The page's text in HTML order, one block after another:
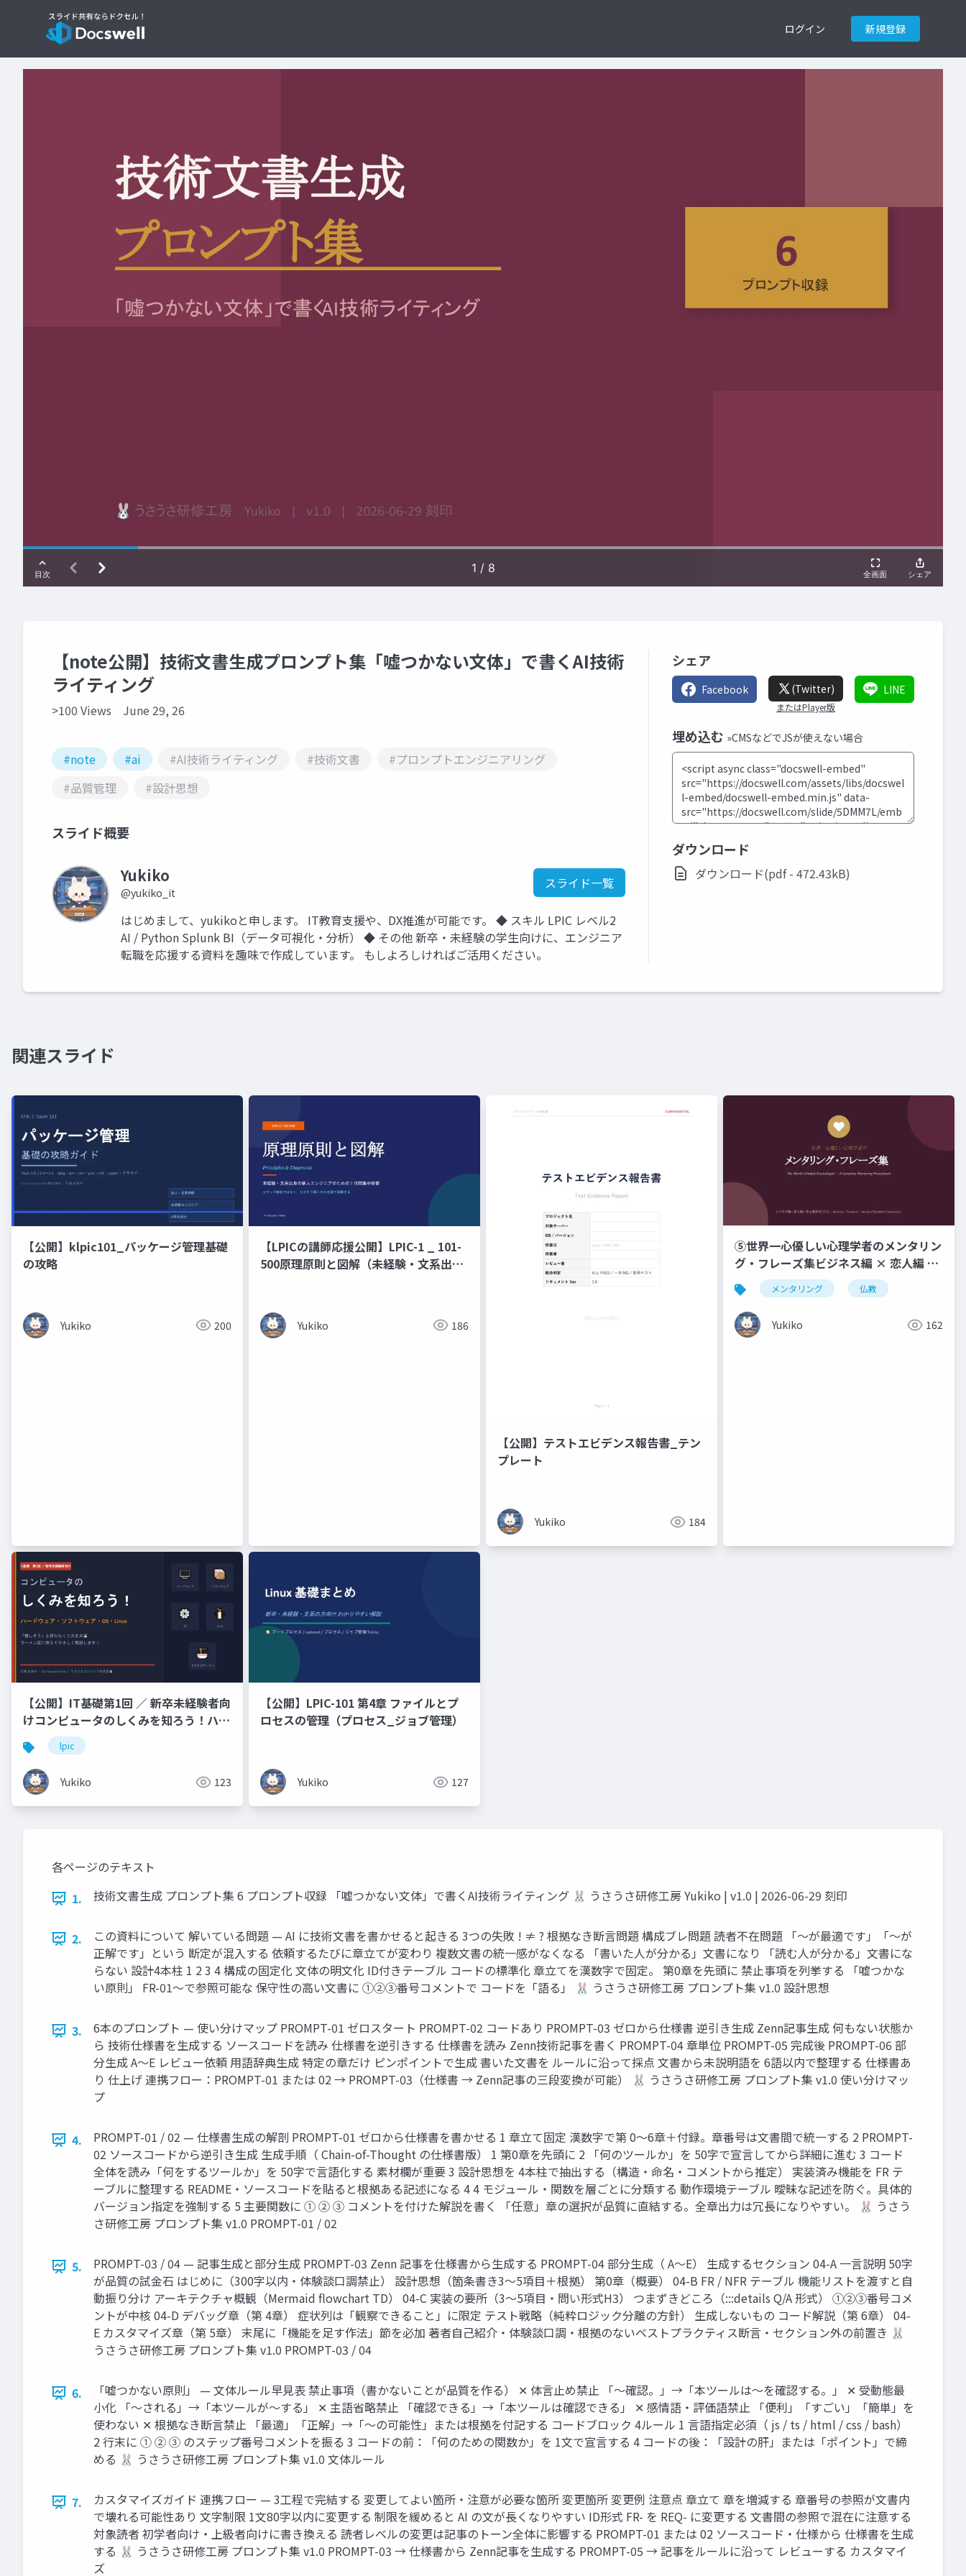
ログイン 新規登録
【note公開】技術文書生成プロンプト集「嘘つかない文体」で書くAI技術
ライティング
>100 Views June 29, 26
#note #ai #AI技術ライティング #技術文書
#プロンプトエンジニアリング
#品質管理
#設計思想
スライド概要
Yukiko
@yukiko_it
スライド一覧
はじめまして、yukikoと申します。 IT教育支援や、DX推進が可能です。 ◆ スキル LPIC レベル2
AI / Python Splunk BI（データ可視化・分析） ◆ その他 新卒・未経験の学生向けに、エンジニア
転職を応援する資料を趣味で作成しています。 もしよろしければご活用ください。
シェア
Facebook (Twitter)
またはPlayer版
LINE
埋め込む »CMSなどでJSが使えない場合
ダウンロード
ダウンロード(pdf - 472.43kB)
関連スライド
【公開】klpic101_パッケージ管理基礎
の攻略
Yukiko 200
【LPICの講師応援公開】LPIC-1 _ 101-
500原理原則と図解（未経験・文系出身
くのかを図で理解する編
Yukiko 186
【公開】テストエビデンス報告書_テン
プレート
Yukiko 184
⑤世界一心優しい心理学者のメンタリン
グ・フレーズ集ビジネス編 × 恋人編 ×
浄土真宗のこころ _ Business ・
Romance ・ Words of Buddhist
Compassion
メンタリング 仏教
Yukiko 162
【公開】IT基礎第1回 ／ 新卒未経験者向
けコンピュータのしくみを知ろう！ハー
ドウェア・ソフトウェア・OS・
Linux「難しそう」と思わなくて大丈夫
🐰 ラーメン店に例えてやさしく解説し
ます！
lpic
Yukiko 123
【公開】LPIC-101 第4章 ファイルとプ
ロセスの管理（プロセス_ジョブ管理）
Yukiko 127
各ページのテキスト
1.
技術文書生成 プロンプト集 6 プロンプト収録 「嘘つかない文体」で書くAI技術ライティング 🐰 うさうさ研修工房 Yukiko | v1.0 | 2026-06-29 刻印
2.
この資料について 解いている問題 — AI に技術文書を書かせると起きる 3つの失敗 ! ≠ ? 根拠なき断言問題 構成ブレ問題 読者不在問題 「〜が最適です」「〜が
正解です」という 断定が混入する 依頼するたびに章立てが変わり 複数文書の統一感がなくなる 「書いた人が分かる」文書になり 「読む人が分かる」文書にな
らない 設計4本柱 1 2 3 4 構成の固定化 文体の明文化 ID付きテーブル コードの標準化 章立てを漢数字で固定。 第0章を先頭に 禁止事項を列挙する 「嘘つかな
い原則」 FR-01〜で参照可能な 保守性の高い文書に ①②③番号コメントで コードを「語る」 🐰 うさうさ研修工房 プロンプト集 v1.0 設計思想
3.
6本のプロンプト — 使い分けマップ PROMPT-01 ゼロスタート PROMPT-02 コードあり PROMPT-03 ゼロから仕様書 逆引き生成 Zenn記事生成 何もない状態か
ら 技術仕様書を生成する ソースコードを読み 仕様書を逆引きする 仕様書を読み Zenn技術記事を書く PROMPT-04 章単位 PROMPT-05 完成後 PROMPT-06 部
分生成 A〜E レビュー依頼 用語辞典生成 特定の章だけ ピンポイントで生成 書いた文書を ルールに沿って採点 文書から未説明語を 6語以内で整理する 仕様書あ
り 仕上げ 連携フロー：PROMPT-01 または 02 → PROMPT-03（仕様書 → Zenn記事の三段変換が可能） 🐰 うさうさ研修工房 プロンプト集 v1.0 使い分けマッ
プ
4.
PROMPT-01 / 02 — 仕様書生成の解剖 PROMPT-01 ゼロから仕様書を書かせる 1 章立て固定 漢数字で第 0〜6章＋付録。章番号は文書間で統一する 2 PROMPT-
02 ソースコードから逆引き生成 生成手順（ Chain-of-Thought の仕様書版） 1 第0章を先頭に 2 「何のツールか」を 50字で宣言してから詳細に進む 3 コード
全体を読み「何をするツールか」を 50字で言語化する 素材欄が重要 3 設計思想を 4本柱で抽出する（構造・命名・コメントから推定） 実装済み機能を FR テ
ーブルに整理する README・ソースコードを貼ると根拠ある記述になる 4 4 モジュール・関数を層ごとに分類する 動作環境テーブル 曖昧な記述を防ぐ。具体的
バージョン指定を強制する 5 主要関数に ① ② ③ コメントを付けた解説を書く 「任意」章の選択が品質に直結する。全章出力は冗長になりやすい。 🐰 うさう
さ研修工房 プロンプト集 v1.0 PROMPT-01 / 02
5.
PROMPT-03 / 04 — 記事生成と部分生成 PROMPT-03 Zenn 記事を仕様書から生成する PROMPT-04 部分生成（ A〜E） 生成するセクション 04-A 一言説明 50字
が品質の試金石 はじめに（300字以内・体験談口調禁止） 設計思想（箇条書き3〜5項目＋根拠） 第0章（概要） 04-B FR / NFR テーブル 機能リストを渡すと自
動振り分け アーキテクチャ概観（Mermaid flowchart TD） 04-C 実装の要所（3〜5項目・問い形式H3） つまずきどころ（:::details Q/A 形式） ①②③番号コメ
ントが中核 04-D デバッグ章（第 4章） 症状列は「観察できること」に限定 テスト戦略（純粋ロジック分離の方針） 生成しないもの コード解説（第 6章） 04-
E カスタマイズ章（第 5章） 末尾に「機能を足す作法」節を必加 著者自己紹介・体験談口調・根拠のないベストプラクティス断言・セクション外の前置き 🐰
うさうさ研修工房 プロンプト集 v1.0 PROMPT-03 / 04
6.
「嘘つかない原則」 — 文体ルール早見表 禁止事項（書かないことが品質を作る） ✕ 体言止め禁止 「〜確認。」→「本ツールは〜を確認する。」 ✕ 受動態最
小化 「〜される」→「本ツールが〜する」 ✕ 主語省略禁止 「確認できる」→「本ツールは確認できる」 ✕ 感情語・評価語禁止 「便利」「すごい」「簡単」を
使わない ✕ 根拠なき断言禁止 「最適」「正解」→「〜の可能性」または根拠を付記する コードブロック 4ルール 1 言語指定必須（ js / ts / html / css / bash）
2 行末に ① ② ③ のステップ番号コメントを振る 3 コードの前：「何のための関数か」を 1文で宣言する 4 コードの後：「設計の肝」または「ポイント」で締
める 🐰 うさうさ研修工房 プロンプト集 v1.0 文体ルール
7.
カスタマイズガイド 連携フロー — 3工程で完結する 変更してよい箇所・注意が必要な箇所 変更箇所 変更例 注意点 章立て 章を増減する 章番号の参照が文書内
で壊れる可能性あり 文字制限 1文80字以内に変更する 制限を緩めると AI の文が長くなりやすい ID形式 FR- を REQ- に変更する 文書間の参照で混在に注意する
対象読者 初学者向け・上級者向けに書き換える 読者レベルの変更は記事のトーン全体に影響する PROMPT-01 または 02 ソースコード・仕様から 仕様書を生成
する 🐰 うさうさ研修工房 プロンプト集 v1.0 PROMPT-03 → 仕様書から Zenn記事を生成する PROMPT-05 → 記事をルールに沿って レビューする カスタマイ
ズ